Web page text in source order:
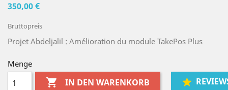
350,00 €
Bruttopreis
Projet Abdeljalil : Amélioration du module TakePos Plus
Menge
 IN DEN WARENKORB